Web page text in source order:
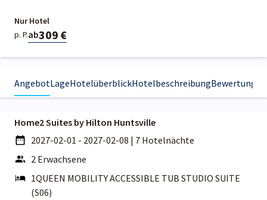
Nur Hotel
p. P.ab309 €
AngebotLageHotelüberblickHotelbeschreibungBewertungen
Home2 Suites by Hilton Huntsville
2027-02-01 - 2027-02-08 | 7 Hotelnächte
2 Erwachsene
1QUEEN MOBILITY ACCESSIBLE TUB STUDIO SUITE
(S06)